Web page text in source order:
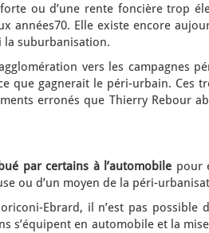
ou d’une rente foncière trop
années70. Elle existe encore
la suburbanisation.
vers les campagnes
que gagnerait le péri-urbain. Ces
erronés que Thierry Rebour
par certains à l’automobile pour
ou d’un moyen de la péri-
Ebrard, il n’est pas possible
s’équipent en automobile et la